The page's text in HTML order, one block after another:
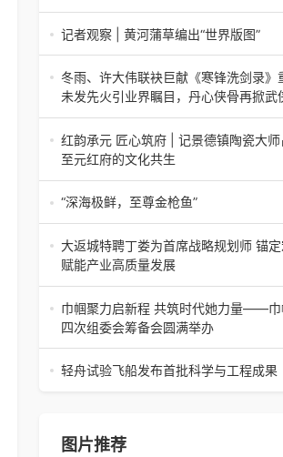
三合盛：为了让你吃上一口放心肉，我
了“高山修仙学院”很多人问我，现在的
经卷成麻花了，为什么三合盛的“认养一
记者观察 | 黄河蒲草编出“世界版图”
记者观察 | 黄河蒲草编出“世界版图”山
的30年“草根逆袭”路济南电（记者 瑞夫
克烁）一根黄河滩上的蒲草，能走多
冬雨、许大伟联袂巨献《寒锋洗剑录》
未发先火引业界瞩目，丹心侠骨再掀武
【新书首发】冬雨、许大伟联袂巨献《
录》重磅上市！未发先火引业界瞩目，
掀武侠热潮（文/梵可）近日，备受业界
红韵承元 匠心筑府 | 记景德镇陶瓷大师
至元红府的文化共生
（中国晨报头条讯）景德镇的窑火，千
炼出无数陶瓷瑰宝；元代釉里红的一抹
“深海极鲜，至尊金枪鱼”
“深海极鲜，至尊金枪鱼”苏州吴中白金
蓝鳍金枪鱼开鱼品鉴仪式圆满落幕
日，江苏省苏州市吴中白金汉爵大酒店大
大返城特聘丁娄为首席战略规划师 锚
赋能产业高质量发展
2026年4月16日，大返城（浙江）科技
隆重举行签约仪式，正式特聘丁娄先生
席战略规划师。此次强强联合，是大返
巾帼聚力启新程 共筑时代她力量——巾
四次组委会筹备会圆满举办
巾帼聚力启新程 共筑时代她力量——巾
四次组委会筹备会圆满举办2026年4月
轻舟试验飞船发布首批科学与工程成果
图片推荐